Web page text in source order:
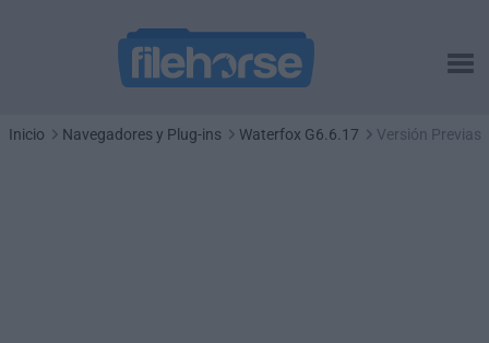
Inicio Navegadores y Plug-ins Waterfox G6.6.17 Versión Previas